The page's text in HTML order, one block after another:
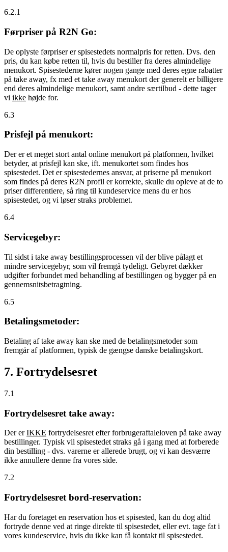
6.2.1
Førpriser på R2N Go:
De oplyste førpriser er spisestedets normalpris for retten. Dvs. den
pris, du kan købe retten til, hvis du bestiller fra deres almindelige
menukort. Spisestederne kører nogen gange med deres egne rabatter
på take away, fx med et take away menukort der generelt er billigere
end deres almindelige menukort, samt andre særtilbud - dette tager
vi ikke højde for.
6.3
Prisfejl på menukort:
Der er et meget stort antal online menukort på platformen, hvilket
betyder, at prisfejl kan ske, ift. menukortet som findes hos
spisestedet. Det er spisestedernes ansvar, at priserne på menukort
som findes på deres R2N profil er korrekte, skulle du opleve at de to
priser differentiere, så ring til kundeservice mens du er hos
spisestedet, og vi løser straks problemet.
6.4
Servicegebyr:
Til sidst i take away bestillingsprocessen vil der blive pålagt et
mindre servicegebyr, som vil fremgå tydeligt. Gebyret dækker
udgifter forbundet med behandling af bestillingen og bygger på en
gennemsnitsbetragtning.
6.5
Betalingsmetoder:
Betaling af take away kan ske med de betalingsmetoder som
fremgår af platformen, typisk de gængse danske betalingskort.
7. Fortrydelsesret
7.1
Fortrydelsesret take away:
Der erIKKE fortrydelsesret efter forbrugeraftaleloven på take away
bestillinger. Typisk vil spisestedet straks gå i gang med at forberede
din bestilling - dvs. varerne er allerede brugt, og vi kan desværre
ikke annullere denne fra vores side.
7.2
Fortrydelsesret bord-reservation:
Har du foretaget en reservation hos et spisested, kan du dog altid
fortryde denne ved at ringe direkte til spisestedet, eller evt. tage fat i
vores kundeservice, hvis du ikke kan få kontakt til spisestedet.